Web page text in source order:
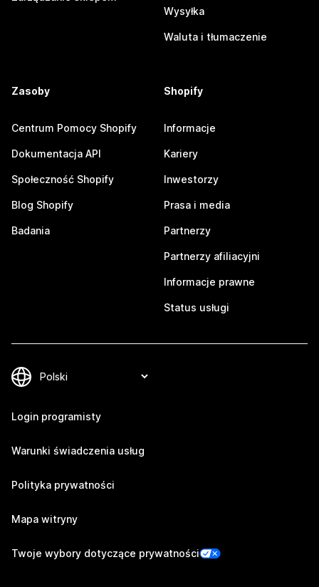
Wysyłka
Waluta i tłumaczenie
Zasoby
Centrum Pomocy Shopify
Dokumentacja API
Społeczność Shopify
Blog Shopify
Badania
Shopify
Informacje
Kariery
Inwestorzy
Prasa i media
Partnerzy
Partnerzy afiliacyjni
Informacje prawne
Status usługi
Login programisty
Warunki świadczenia usług
Polityka prywatności
Mapa witryny
Twoje wybory dotyczące prywatności